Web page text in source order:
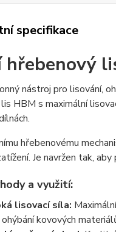
specifikace
hřebenový
nástroj pro lisování,
HBM s maximální
hřebenovému
Je navržen tak,
a využití:
lisovací síla:
kovových